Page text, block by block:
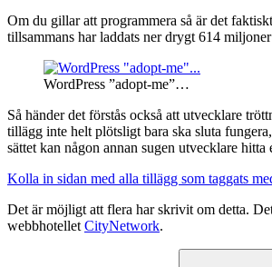
Om du gillar att programmera så är det
tillsammans har laddats ner drygt 614
WordPress ”adopt-me”…
Så händer det förstås också att utvecklare
tillägg inte helt plötsligt bara ska sluta
sättet kan någon annan sugen utvecklare
Kolla in sidan med alla tillägg som taggats
Det är möjligt att flera har skrivit om detta.
webbhotellet CityNetwork.